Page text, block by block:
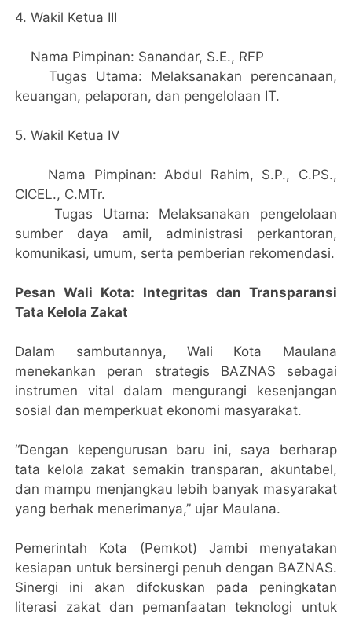
​4. Wakil Ketua III
​Nama Pimpinan: Sanandar, S.E., RFP
​Tugas Utama: Melaksanakan perencanaan,
keuangan, pelaporan, dan pengelolaan IT.
​5. Wakil Ketua IV
​Nama Pimpinan: Abdul Rahim, S.P., C.PS.,
CICEL., C.MTr.
​Tugas Utama: Melaksanakan pengelolaan
sumber daya amil, administrasi perkantoran,
komunikasi, umum, serta pemberian rekomendasi.
Pesan Wali Kota: Integritas dan Transparansi
Tata Kelola Zakat
Dalam sambutannya, Wali Kota Maulana
menekankan peran strategis BAZNAS sebagai
instrumen vital dalam mengurangi kesenjangan
sosial dan memperkuat ekonomi masyarakat.
“Dengan kepengurusan baru ini, saya berharap
tata kelola zakat semakin transparan, akuntabel,
dan mampu menjangkau lebih banyak masyarakat
yang berhak menerimanya,” ujar Maulana.
Pemerintah Kota (Pemkot) Jambi menyatakan
kesiapan untuk bersinergi penuh dengan BAZNAS.
Sinergi ini akan difokuskan pada peningkatan
literasi zakat dan pemanfaatan teknologi untuk